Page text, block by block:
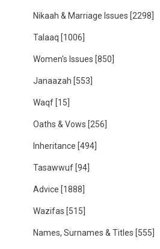
Nikaah & Marriage Issues [2298]
Talaaq [1006]
Women's Issues [850]
Janaazah [553]
Waqf [15]
Oaths & Vows [256]
Inheritance [494]
Tasawwuf [94]
Advice [1888]
Wazifas [515]
Names, Surnames & Titles [555]